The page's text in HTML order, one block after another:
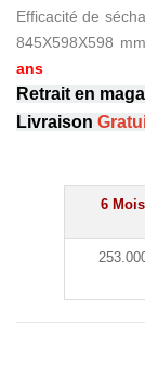
Efficacité de
845X598X598
ans
Retrait en
Livraison
6 Mois